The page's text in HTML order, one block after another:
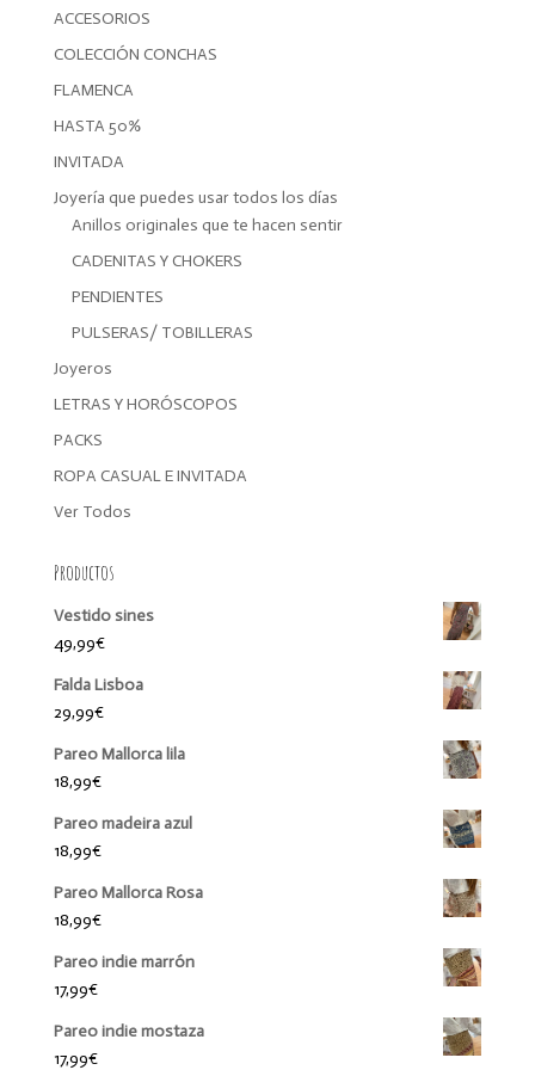
ACCESORIOS
COLECCIÓN CONCHAS
FLAMENCA
HASTA 50%
INVITADA
Joyería que puedes usar todos los días
Anillos originales que te hacen sentir
CADENITAS Y CHOKERS
PENDIENTES
PULSERAS/ TOBILLERAS
Joyeros
LETRAS Y HORÓSCOPOS
PACKS
ROPA CASUAL E INVITADA
Ver Todos
Productos
Vestido sines
49,99€
Falda Lisboa
29,99€
Pareo Mallorca lila
18,99€
Pareo madeira azul
18,99€
Pareo Mallorca Rosa
18,99€
Pareo indie marrón
17,99€
Pareo indie mostaza
17,99€